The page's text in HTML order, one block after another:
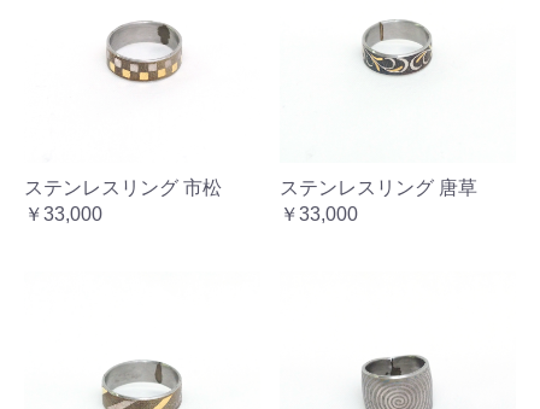
ステンレスリング 市松
￥33,000
ステンレスリング 唐草
￥33,000